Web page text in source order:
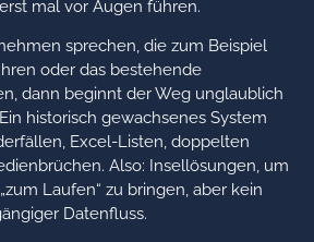
mal vor Augen führen.
sprechen, die zum Beispiel
oder das bestehende
dann beginnt der Weg unglaublich
historisch gewachsenes System
Excel-Listen, doppelten
Also: Insellösungen, um
Laufen“ zu bringen, aber kein
Datenfluss.